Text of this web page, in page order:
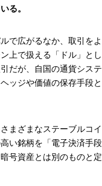
る。
で広がるなか、取引を
上で扱える「ドル」と
だが、自国の通貨シス
ッジや価値の保存手段
まざまなステーブルコ
い銘柄を「電子決済手
号資産とは別のものと定